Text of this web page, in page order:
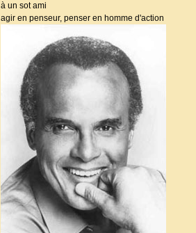
à un sot ami
agir en penseur, penser en homme d'action